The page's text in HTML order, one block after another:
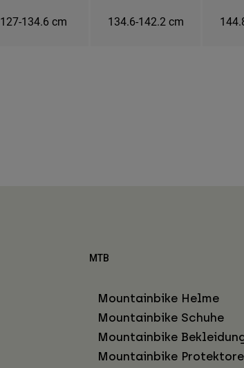
127-134.6 cm 134.6-142.2 cm
MTB
Mountainbike Helme
Mountainbike Schuhe
Mountainbike
Mountainbike